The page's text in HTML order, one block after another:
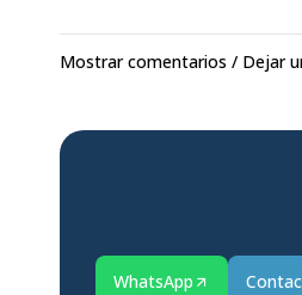
Mostrar comentarios / Dejar
WhatsApp